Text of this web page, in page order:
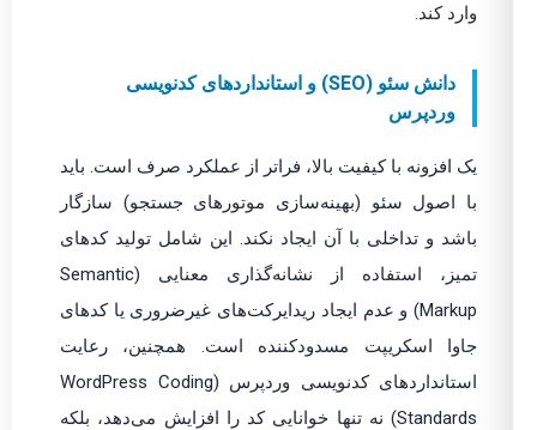
وارد کند.
دانش سئو (SEO) و استانداردهای کدنویسی
وردپرس
یک افزونه با کیفیت بالا، فراتر از عملکرد صرف است. باید
با اصول سئو (بهینه‌سازی موتورهای جستجو) سازگار
باشد و تداخلی با آن ایجاد نکند. این شامل تولید کدهای
تمیز، استفاده از نشانه‌گذاری معنایی (Semantic
Markup) و عدم ایجاد ریدایرکت‌های غیرضروری یا کدهای
جاوا اسکریپت مسدودکننده است. همچنین، رعایت
استانداردهای کدنویسی وردپرس (WordPress Coding
Standards) نه تنها خوانایی کد را افزایش می‌دهد، بلکه